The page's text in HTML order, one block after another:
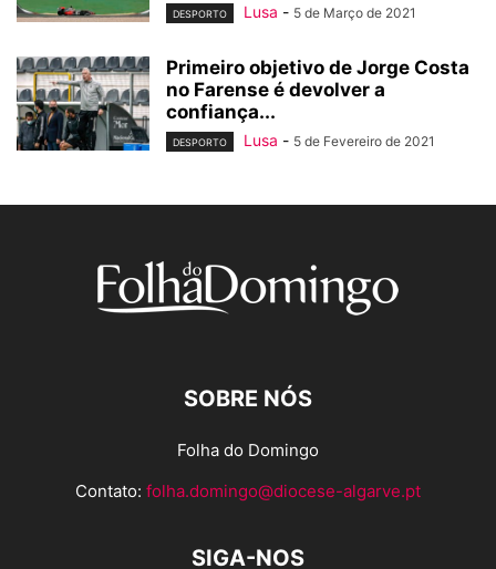
DESPORTO Lusa - 5 de Março de 2021
Primeiro objetivo de Jorge Costa
no Farense é devolver a
confiança...
DESPORTO Lusa - 5 de Fevereiro de 2021
SOBRE NÓS
Folha do Domingo
Contato: folha.domingo@diocese-algarve.pt
SIGA-NOS